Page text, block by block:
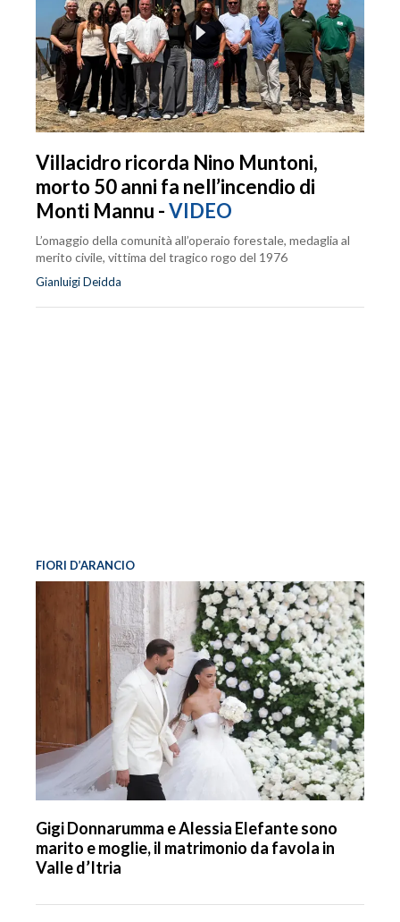
Villacidro ricorda Nino Muntoni,
morto 50 anni fa nell’incendio di
Monti Mannu -VIDEO
L’omaggio della comunità all’operaio forestale, medaglia al
merito civile, vittima del tragico rogo del 1976
Gianluigi Deidda
FIORI D’ARANCIO
Gigi Donnarumma e Alessia Elefante sono
marito e moglie, il matrimonio da favola in
Valle d’Itria